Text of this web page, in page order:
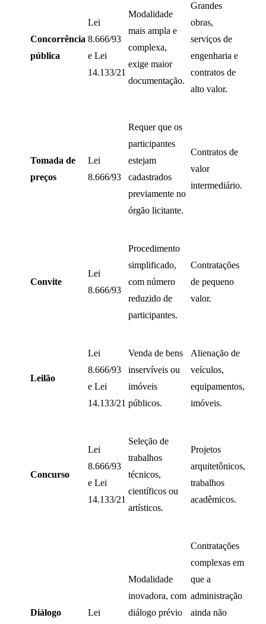
Concorrência
pública
Lei
8.666/93
e Lei
14.133/21
Modalidade
mais ampla e
complexa,
exige maior
documentação.
Grandes
obras,
serviços de
engenharia e
contratos de
alto valor.
Tomada de
preços
Lei
8.666/93
Requer que os
participantes
estejam
cadastrados
previamente no
órgão licitante.
Contratos de
valor
intermediário.
Convite
Lei
8.666/93
Procedimento
simplificado,
com número
reduzido de
participantes.
Contratações
de pequeno
valor.
Leilão
Lei
8.666/93
e Lei
14.133/21
Venda de bens
inservíveis ou
imóveis
públicos.
Alienação de
veículos,
equipamentos,
imóveis.
Concurso
Lei
8.666/93
e Lei
14.133/21
Seleção de
trabalhos
técnicos,
científicos ou
artísticos.
Projetos
arquitetônicos,
trabalhos
acadêmicos.
Diálogo Lei
Modalidade
inovadora, com
diálogo prévio
Contratações
complexas em
que a
administração
ainda não